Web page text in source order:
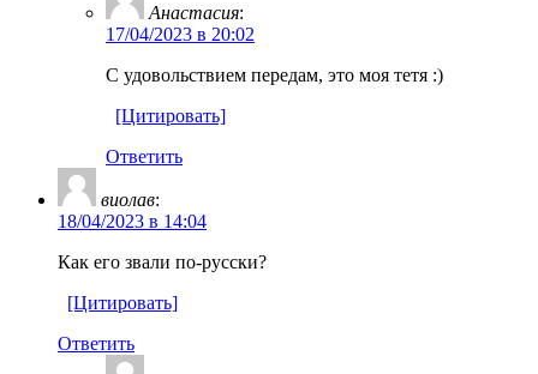
Анастасия:
17/04/2023 в 20:02
С удовольствием передам, это моя тетя :)
[Цитировать]
Ответить
виолав:
18/04/2023 в 14:04
Как его звали по-русски?
[Цитировать]
Ответить